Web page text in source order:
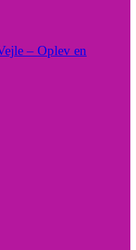
– Oplev en